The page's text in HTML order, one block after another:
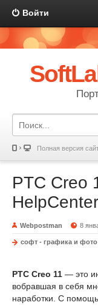
Войти
Полная версия
PTC Creo
Webpostman 8
софт - графика и фото
PTC Creo 11 — это
вобравшая в себя
наработки. C